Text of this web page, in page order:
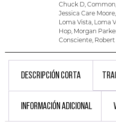
Chuck D, Common,
Jessica Care Moore,
Loma Vista, Loma
Hop, Morgan
Consciente, Robert
DESCRIPCIÓN CORTA
INFORMACIÓN ADICIONAL